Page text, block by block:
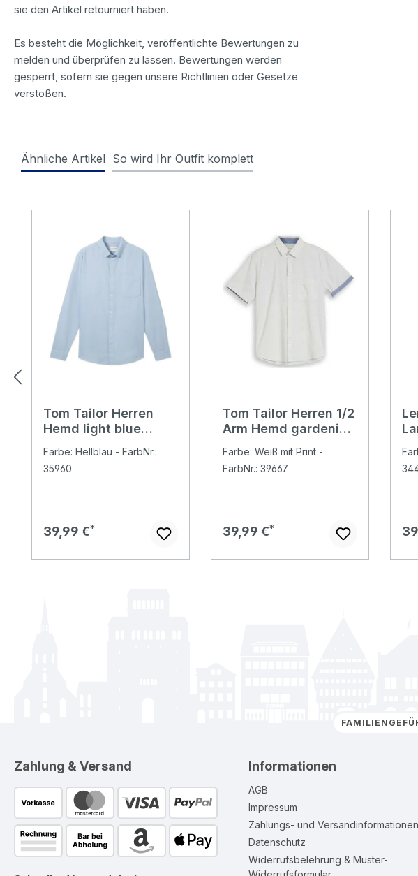
sie den Artikel retourniert haben.
Es besteht die Möglichkeit, veröffentlichte Bewertungen zu
melden und überprüfen zu lassen. Bewertungen werden
gesperrt, sofern sie gegen unsere Richtlinien oder Gesetze
verstoßen.
Ähnliche Artikel So wird Ihr Outfit komplett
Tom Tailor Herren
Hemd light blue
Farbe: Hellblau - FarbNr.:
35960
Regulärer Preis:
39,99 €
Tom Tailor Herren 1/2
Arm Hemd gardenia
Farbe: Weiß mit Print -
FarbNr.: 39667
Regulärer Preis:
39,99 €
Zahlung & Versand Informationen
AGB
Impressum
Zahlungs- und Versandinformationen
Datenschutz
Widerrufsbelehrung & Muster-